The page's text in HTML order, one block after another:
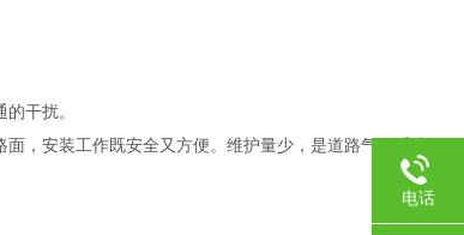
干扰。
，安装工作既安全又方便。维护量少，是道路气象系统
电话